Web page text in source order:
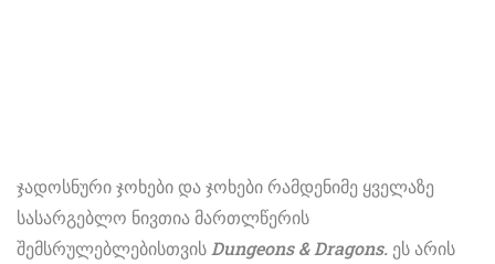
ჯადოსნური ჯოხები და ჯოხები რამდენიმე ყველაზე
სასარგებლო ნივთია მართლწერის
შემსრულებლებისთვის Dungeons & Dragons. ეს არის